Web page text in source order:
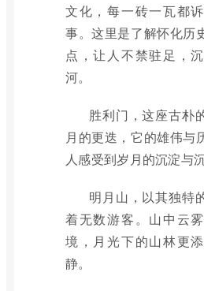
文化，每一砖一瓦都
事。这里是了解怀化历
点，让人不禁驻足，
河。
胜利门，这座古朴
月的更迭，它的雄伟与
人感受到岁月的沉淀与
明月山，以其独特
着无数游客。山中云
境，月光下的山林更
静。